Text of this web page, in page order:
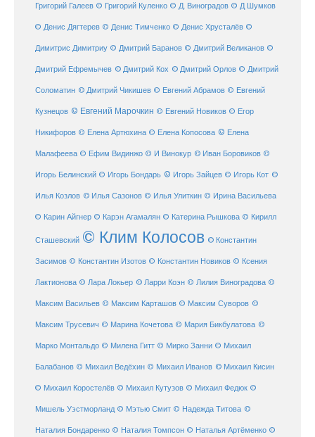
Григорий Галеев © Григорий Куленко © Д. Виноградов © Д Шумков
© Денис Дягтерев © Денис Тимченко © Денис Хрусталёв ©
Димитрис Димитриу © Дмитрий Баранов © Дмитрий Великанов ©
Дмитрий Ефремычев © Дмитрий Кох © Дмитрий Орлов © Дмитрий
Соломатин © Дмитрий Чикишев © Евгений Абрамов © Евгений
Кузнецов © Евгений Марочкин © Евгений Новиков © Егор
Никифоров © Елена Артюхина © Елена Копосова © Елена
Малафеева © Ефим Видинжо © И Винокур © Иван Боровиков ©
Игорь Белинский © Игорь Бондарь © Игорь Зайцев © Игорь Кот ©
Илья Козлов © Илья Сазонов © Илья Улиткин © Ирина Васильева
© Карин Айгнер © Карэн Агамалян © Катерина Рышкова © Кирилл
Сташевский © Клим Колосов © Константин
Засимов © Константин Изотов © Константин Новиков © Ксения
Лактионова © Лара Локьер © Ларри Коэн © Лилия Виноградова ©
Максим Васильев © Максим Карташов © Максим Суворов ©
Максим Трусевич © Марина Кочетова © Мария Бикбулатова ©
Марко Монтальдо © Милена Гитт © Мирко Занни © Михаил
Балабанов © Михаил Ведёхин © Михаил Иванов © Михаил Кисин
© Михаил Коростелёв © Михаил Кутузов © Михаил Федюк ©
Мишель Уэстморланд © Мэтью Смит © Надежда Титова ©
Наталия Бондаренко © Наталия Томпсон © Наталья Артёменко ©